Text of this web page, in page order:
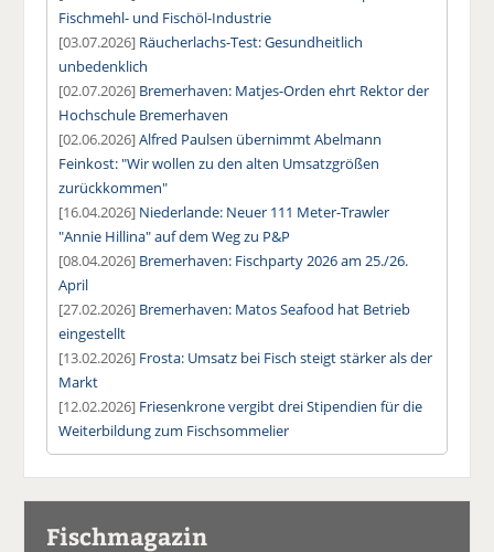
Fischmehl- und Fischöl-Industrie
[03.07.2026] Räucherlachs-Test: Gesundheitlich
unbedenklich
[02.07.2026] Bremerhaven: Matjes-Orden ehrt Rektor der
Hochschule Bremerhaven
[02.06.2026]Alfred Paulsen übernimmt Abelmann
Feinkost: "Wir wollen zu den alten Umsatzgrößen
zurückkommen"
[16.04.2026] Niederlande: Neuer 111 Meter-Trawler
"Annie Hillina" auf dem Weg zu P&P
[08.04.2026] Bremerhaven: Fischparty 2026 am 25./26.
April
[27.02.2026] Bremerhaven: Matos Seafood hat Betrieb
eingestellt
[13.02.2026] Frosta: Umsatz bei Fisch steigt stärker als der
Markt
[12.02.2026] Friesenkrone vergibt drei Stipendien für die
Weiterbildung zum Fischsommelier
Fischmagazin